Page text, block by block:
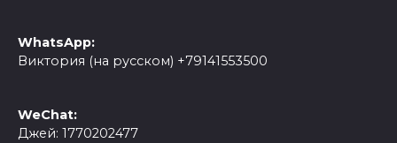
WhatsApp:
Виктория (на русском) +79141553500
WeChat:
Джей: 1770202477